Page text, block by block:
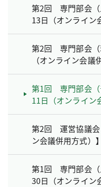
第2回 専門部会（
13日（オンライン
第2回 専門部会（
（オンライン会議
第1回 専門部会（
11日（オンライン
第2回 運営協議会
ン会議併用方式）】
第1回 専門部会（
30日（オンライン